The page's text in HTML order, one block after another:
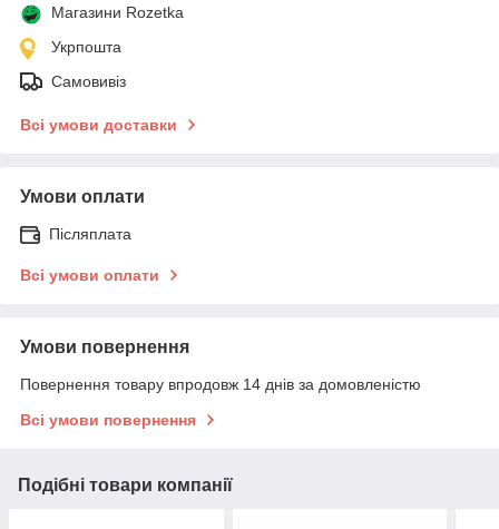
Магазини Rozetka
Укрпошта
Самовивіз
Всі умови доставки
Умови оплати
Післяплата
Всі умови оплати
Умови повернення
Повернення товару впродовж 14 днів за домовленістю
Всі умови повернення
Подібні товари компанії